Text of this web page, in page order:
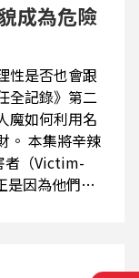
成為危險
性是否也會跟
全記錄》第二
魔如何利用名
辣
者（Victim-
是因為他們擅